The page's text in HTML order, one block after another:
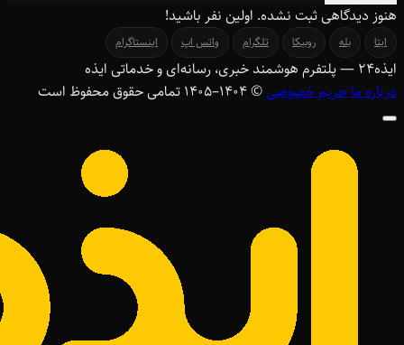
هنوز دیدگاهی ثبت نشده. اولین نفر باشید!
ایتا بله روبیکا تلگرام واتس اپ اینستاگرام
ایذه۲۴ — پلتفرم هوشمند خبری، رسانه‌ای و خدماتی ایذه
درباره ماحریم خصوصی© ۱۴۰۴–1405 تمامی حقوق محفوظ است